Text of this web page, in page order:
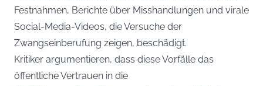
Festnahmen, Berichte über Misshandlungen und virale
Social-Media-Videos, die Versuche der
Zwangseinberufung zeigen, beschädigt.
Kritiker argumentieren, dass diese Vorfälle das
öffentliche Vertrauen in die